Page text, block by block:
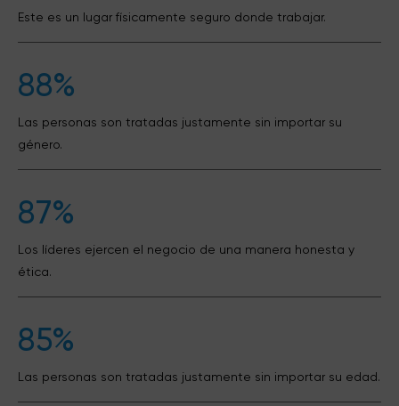
Este es un lugar físicamente seguro donde trabajar.
88%
Las personas son tratadas justamente sin importar su
género.
87%
Los líderes ejercen el negocio de una manera honesta y
ética.
85%
Las personas son tratadas justamente sin importar su edad.